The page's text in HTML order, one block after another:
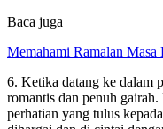
Baca juga
Memahami Ramalan
6. Ketika datang ke dalam
romantis dan penuh
perhatian yang tulus